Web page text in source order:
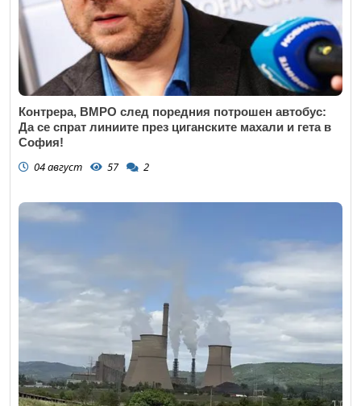
Контрера, ВМРО след поредния потрошен автобус:
Да се спрат линиите през циганските махали и гета в
София!
04 август 57 2